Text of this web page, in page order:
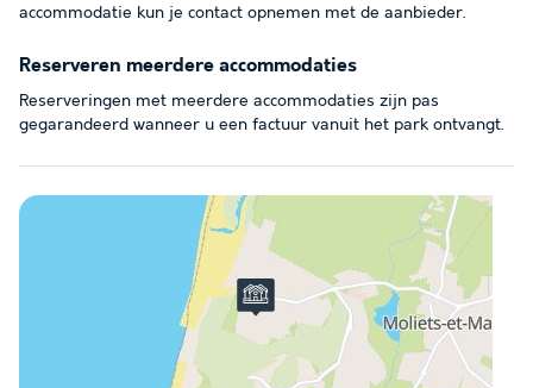
accommodatie kun je contact opnemen met de aanbieder.
Reserveren meerdere accommodaties
Reserveringen met meerdere accommodaties zijn pas
gegarandeerd wanneer u een factuur vanuit het park ontvangt.